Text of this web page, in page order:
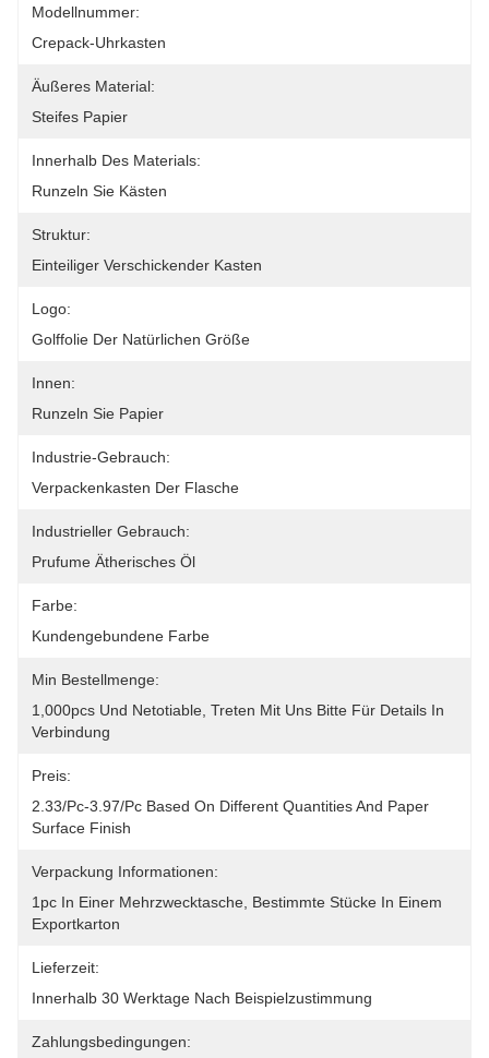
Modellnummer:
Crepack-Uhrkasten
Äußeres Material:
Steifes Papier
Innerhalb Des Materials:
Runzeln Sie Kästen
Struktur:
Einteiliger Verschickender Kasten
Logo:
Golffolie Der Natürlichen Größe
Innen:
Runzeln Sie Papier
Industrie-Gebrauch:
Verpackenkasten Der Flasche
Industrieller Gebrauch:
Prufume Ätherisches Öl
Farbe:
Kundengebundene Farbe
Min Bestellmenge:
1,000pcs Und Netotiable, Treten Mit Uns Bitte Für Details In
Verbindung
Preis:
2.33/pc-3.97/pc Based On Different Quantities And Paper
Surface Finish
Verpackung Informationen:
1pc In Einer Mehrzwecktasche, Bestimmte Stücke In Einem
Exportkarton
Lieferzeit:
Innerhalb 30 Werktage Nach Beispielzustimmung
Zahlungsbedingungen: